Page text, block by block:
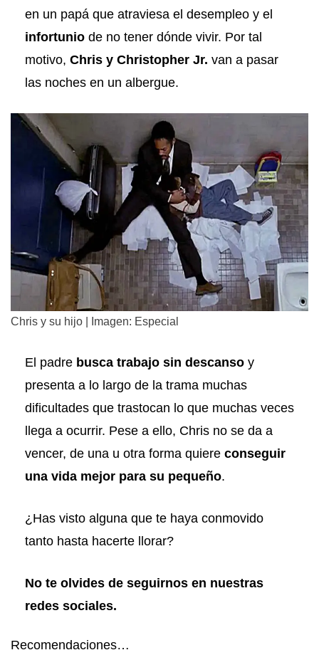
en un papá que atraviesa el desempleo y el
infortunio de no tener dónde vivir. Por tal
motivo, Chris y Christopher Jr. van a pasar
las noches en un albergue.
Chris y su hijo | Imagen: Especial
El padre busca trabajo sin descanso y
presenta a lo largo de la trama muchas
dificultades que trastocan lo que muchas veces
llega a ocurrir. Pese a ello, Chris no se da a
vencer, de una u otra forma quiere conseguir
una vida mejor para su pequeño.
¿Has visto alguna que te haya conmovido
tanto hasta hacerte llorar?
No te olvides de seguirnos en nuestras
redes sociales.
Recomendaciones…